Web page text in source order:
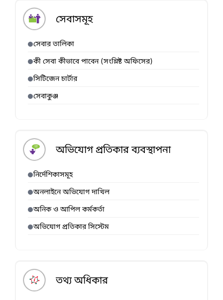
সেবাসমূহ
সেবার তালিকা
কী সেবা কীভাবে পাবেন (সংশ্লিষ্ট অফিসের)
সিটিজেন চার্টার
সেবাকুঞ্জ
অভিযোগ প্রতিকার ব্যবস্থাপনা
নির্দেশিকাসমূহ
অনলাইনে অভিযোগ দাখিল
অনিক ও আপিল কর্মকর্তা
অভিযোগ প্রতিকার সিস্টেম
তথ্য অধিকার